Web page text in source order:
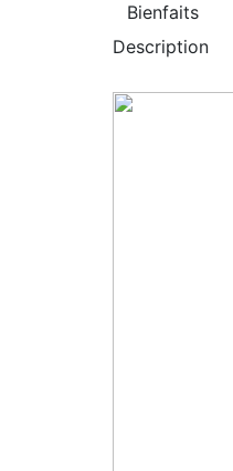
Bienfaits
Description